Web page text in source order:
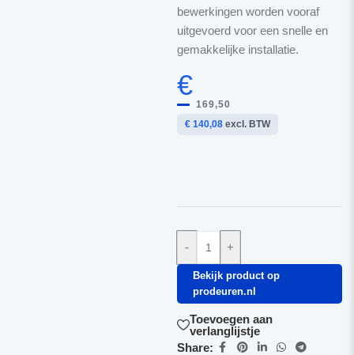
bewerkingen worden vooraf
uitgevoerd voor een snelle en
gemakkelijke installatie.
€
169,50
€ 140,08excl. BTW
- +
Bekijk product op
prodeuren.nl
Toevoegen aan
verlanglijstje
Share: